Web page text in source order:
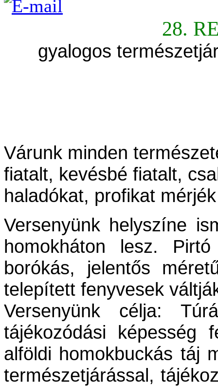
28.
gyalogos
Várunk minden
fiatalt, kevésbé fiatalt,
haladókat, profikat
Versenyünk helyszíne
homokháton lesz.
borókás, jelentős
telepített fenyvesek
Versenyünk célja:
tájékozódási képesség
alföldi homokbuckás táj
természetjárással,